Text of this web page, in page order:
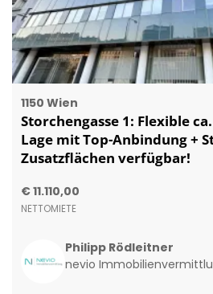
1150 Wien
Storchengasse 1: Flexible
Lage mit Top-Anbindung +
Zusatzflächen verfügbar!
€ 11.110,00
NETTOMIETE
Philipp Rödleitner
nevio